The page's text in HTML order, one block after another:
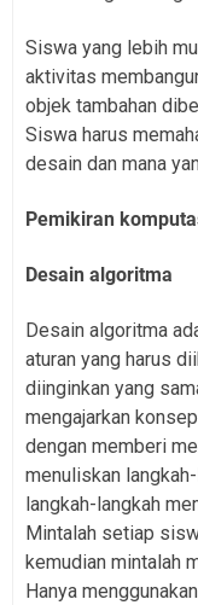
Siswa yang lebih
aktivitas
objek tambahan
Siswa harus
desain dan mana
Pemikiran
Desain algoritma
Desain algoritma
aturan yang harus
diinginkan yang
mengajarkan
dengan memberi
menuliskan
langkah-langkah
Mintalah setiap
kemudian mintalah
Hanya